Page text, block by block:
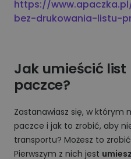
https://
bez-drukowania-listu-
Jak umieścić
paczce?
Zastanawiasz się, w którym
paczce i jak to zrobić, aby
transportu? Możesz to
Pierwszym z nich jest